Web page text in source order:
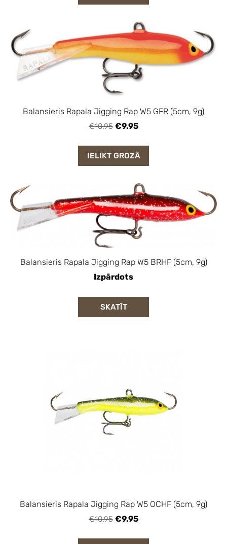
Balansieris Rapala Jigging Rap W5 GFR (5cm, 9g)
€10.95 €9.95
IELIKT GROZĀ
Balansieris Rapala Jigging Rap W5 BRHF (5cm, 9g)
Izpārdots
SKATĪT
Balansieris Rapala Jigging Rap W5 OCHF (5cm, 9g)
€10.95 €9.95